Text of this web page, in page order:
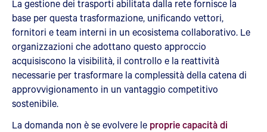
La gestione dei trasporti abilitata dalla rete fornisce la
base per questa trasformazione, unificando vettori,
fornitori e team interni in un ecosistema collaborativo. Le
organizzazioni che adottano questo approccio
acquisiscono la visibilità, il controllo e la reattività
necessarie per trasformare la complessità della catena di
approvvigionamento in un vantaggio competitivo
sostenibile.
La domanda non è se evolvere le proprie capacità di